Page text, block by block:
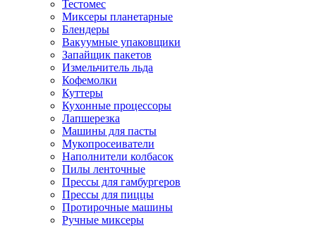
Тестомес
Миксеры планетарные
Блендеры
Вакуумные упаковщики
Запайщик пакетов
Измельчитель льда
Кофемолки
Куттеры
Кухонные процессоры
Лапшерезка
Машины для пасты
Мукопросеиватели
Наполнители колбасок
Пилы ленточные
Прессы для гамбургеров
Прессы для пиццы
Протирочные машины
Ручные миксеры